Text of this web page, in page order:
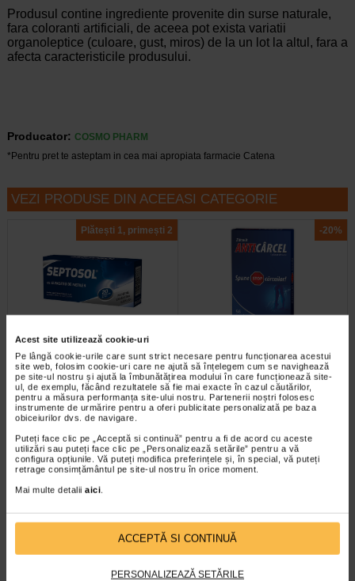
Acest site utilizează cookie-uri
Pe lângă cookie-urile care sunt strict necesare pentru funcționarea acestui
site web, folosim cookie-uri care ne ajută să înțelegem cum se navighează
pe site-ul nostru și ajută la îmbunătățirea modului în care funcționează site-
ul, de exemplu, făcând rezultatele să fie mai exacte în cazul căutărilor,
pentru a măsura performanța site-ului nostru. Partenerii noștri folosesc
instrumente de urmărire pentru a oferi publicitate personalizată pe baza
obiceiurilor dvs. de navigare.
Puteți face clic pe „Acceptă si continuă” pentru a fi de acord cu aceste
utilizări sau puteți face clic pe „Personalizează setările” pentru a vă
configura opțiunile. Vă puteți modifica preferințele și, în special, vă puteți
retrage consimțământul pe site-ul nostru în orice moment.
Mai multe detalii aici
ACCEPTĂ SI CONTINUĂ
PERSONALIZEAZĂ SETĂRILE
Produsul contine ingrediente provenite din surse naturale,
fara coloranti artificiali, de aceea pot exista variatii
organoleptice (culoare, gust, miros) de la un lot la altul, fara a
afecta caracteristicile produsului.
Producator: COSMO PHARM
*Pentru pret te asteptam in cea mai apropiata farmacie Catena
VEZI PRODUSE DIN ACEEASI CATEGORIE
Plătești 1, primești 2
Septosol cu albastru de
metilen, 20 comprimate de…
Septosol cu albastru de metilen
este un supliment alimentar cu
albastru de metilen ce contribuie…
-20%
Anticarcel, 56 comprimate,
Zdrovit
Magneziul si vitamina B6 contribuie
la reducerea oboselii si extenuarii,
-25% Preț întreg: